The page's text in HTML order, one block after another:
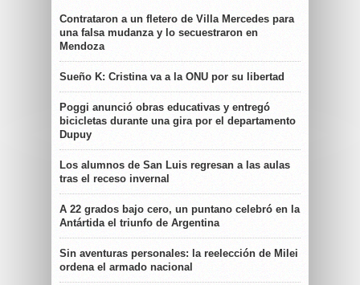
Contrataron a un fletero de Villa Mercedes para
una falsa mudanza y lo secuestraron en
Mendoza
Sueño K: Cristina va a la ONU por su libertad
Poggi anunció obras educativas y entregó
bicicletas durante una gira por el departamento
Dupuy
Los alumnos de San Luis regresan a las aulas
tras el receso invernal
A 22 grados bajo cero, un puntano celebró en la
Antártida el triunfo de Argentina
Sin aventuras personales: la reelección de Milei
ordena el armado nacional